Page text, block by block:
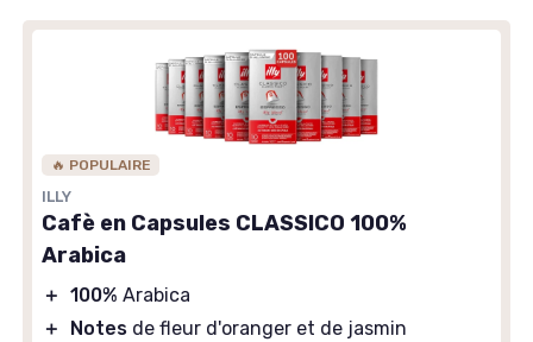
🔥 POPULAIRE
ILLY
Cafè en Capsules CLASSICO 100%
Arabica
＋ 100% Arabica
＋
Notes de fleur d'oranger et de jasmin